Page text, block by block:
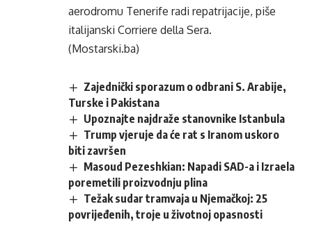
aerodromu Tenerife radi repatrijacije, piše
italijanski Corriere della Sera.
(Mostarski.ba)
Zajednički sporazum o odbrani S. Arabije,
Turske i Pakistana
Upoznajte najdraže stanovnike Istanbula
Trump vjeruje da će rat s Iranom uskoro
biti završen
Masoud Pezeshkian: Napadi SAD-a i Izraela
poremetili proizvodnju plina
Težak sudar tramvaja u Njemačkoj: 25
povrijeđenih, troje u životnoj opasnosti